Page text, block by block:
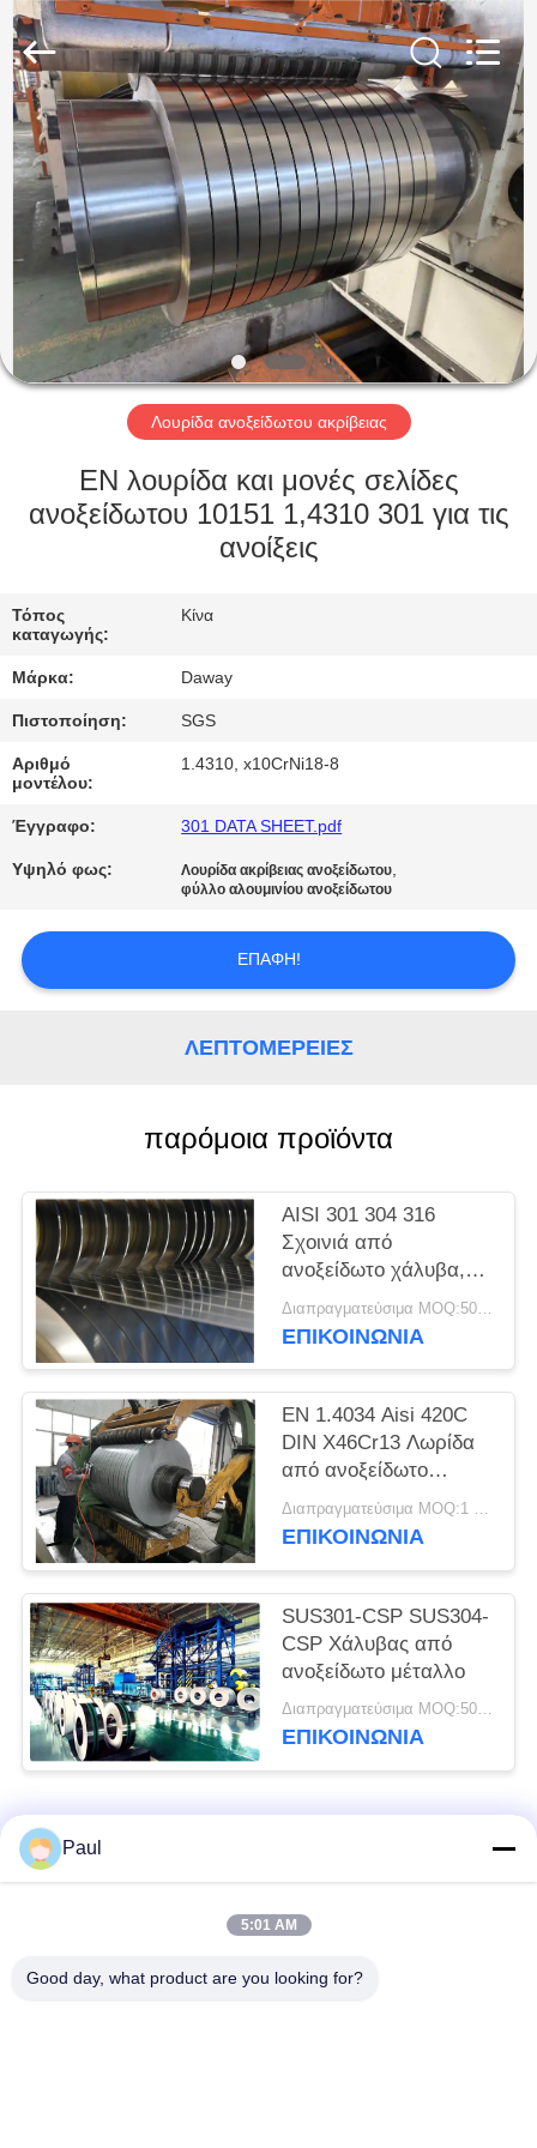
ΣΠΊΤΙ
ΠΡΟΪΌΝΤΑ
ΒΊΝΤΕΟ
ΠΕΡΊΠΟΥ
ΕΜΕΊΣ
ΓΎΡΟΣ
ΕΡΓΟΣΤΑΣΊΩΝ
ΈΛΕΓΧΟΣ
ΜΑΣ
ΕΛΆΤΕ
ΣΕ
ΕΠΑΦΉ
ΜΕ
ΖΗΤΉΣΤΕ
PRIVACY
POLICY
Special
Steel
Co.,
Ltd.
Rights
Reserved.
Λουρίδα ανοξείδωτου ακρίβειας
EN λουρίδα και μονές σελίδες
ανοξείδωτου 10151 1,4310 301 για τις
ανοίξεις
Τόπος
καταγωγής:
Κίνα
Μάρκα: Daway
Πιστοποίηση: SGS
Αριθμό
μοντέλου:
1.4310, x10CrNi18-8
Έγγραφο: 301 DATA SHEET.pdf
Υψηλό φως: Λουρίδα ακρίβειας ανοξείδωτου,
φύλλο αλουμινίου ανοξείδωτου
ΕΠΑΦΉ!
ΛΕΠΤΟΜΈΡΕΙΕΣ
παρόμοια προϊόντα
AISI 301 304 316
Σχοινιά από
ανοξείδωτο χάλυβα,
λωρίδες ακριβείας,
φύλλα, πλάκες
Διαπραγματεύσιμα MOQ:500 κλ
ΕΠΙΚΟΙΝΩΝΊΑ
EN 1.4034 Aisi 420C
DIN X46Cr13 Λωρίδα
από ανοξείδωτο
χάλυβα ψυχρής
έλασης σε πηνίο
Διαπραγματεύσιμα MOQ:1 τόνος
ΕΠΙΚΟΙΝΩΝΊΑ
SUS301-CSP SUS304-
CSP Χάλυβας από
ανοξείδωτο μέταλλο
Διαπραγματεύσιμα MOQ:500 κλ
ΕΠΙΚΟΙΝΩΝΊΑ
Λαϊκή κατηγορία
Σκληραίνοντας
Paul
5:01 AM
Good day, what product are you looking for?